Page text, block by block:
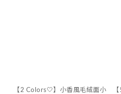
【2 Colors🤍】小香風毛絨面小